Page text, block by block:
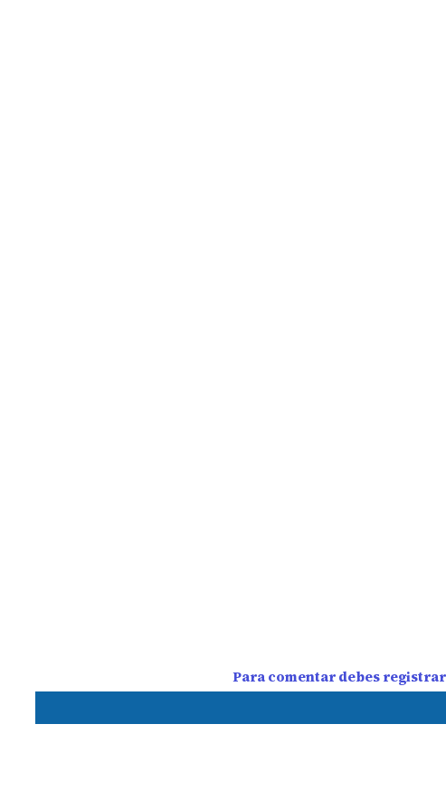
Para comentar debes